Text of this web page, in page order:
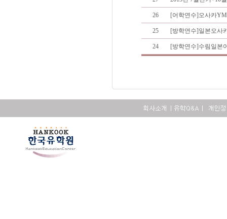
26 [어학연수]오사카
25 [방학연수]일본오사
24 [방학연수]수림일본